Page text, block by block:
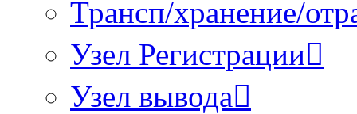
Трансп/хранение/
Узел Регистрации
Узел вывода